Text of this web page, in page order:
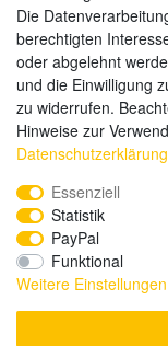
Vorkasse
Hier sind wir
Die
berechtigten
oder abgelehnt
und die Einwilligung
zu widerrufen.
Hinweise zur
Daten­schutz­erklärung
Essenziell
Statistik
PayPal
Funktional
Weitere Einstellungen